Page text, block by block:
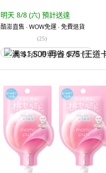
明天 8/8 (六) 預計送達
酷澎直售 ∙ WOW免運 ∙ 免費退貨
(25)
满 $1,500 再省 $75 (王道卡)